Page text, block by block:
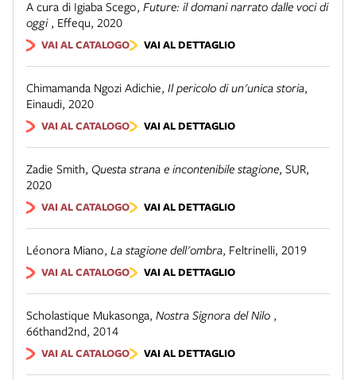
A cura di Igiaba Scego, Future: il domani narrato dalle voci di
oggi , Effequ, 2020
VAI AL CATALOGO VAI AL DETTAGLIO
Chimamanda Ngozi Adichie, Il pericolo di un'unica storia,
Einaudi, 2020
VAI AL CATALOGO VAI AL DETTAGLIO
Zadie Smith, Questa strana e incontenibile stagione, SUR,
2020
VAI AL CATALOGO VAI AL DETTAGLIO
Léonora Miano, La stagione dell'ombra, Feltrinelli, 2019
VAI AL CATALOGO VAI AL DETTAGLIO
Scholastique Mukasonga, Nostra Signora del Nilo ,
66thand2nd, 2014
VAI AL CATALOGO VAI AL DETTAGLIO